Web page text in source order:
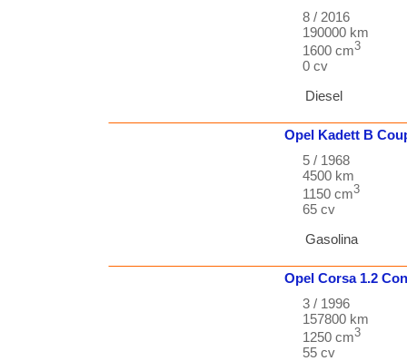
8 / 2016
190000 km
1600 cm3
0 cv
Diesel
Opel Kadett B
5 / 1968
4500 km
1150 cm3
65 cv
Gasolina
Opel Corsa 1.2
3 / 1996
157800 km
1250 cm3
55 cv